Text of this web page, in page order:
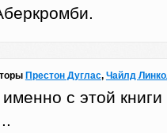
Престон Дуглас, Чайлд
с этой